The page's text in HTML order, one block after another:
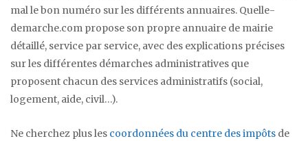
mal le bon numéro sur les différents annuaires. Quelle-
demarche.com propose son propre annuaire de mairie
détaillé, service par service, avec des explications précises
sur les différentes démarches administratives que
proposent chacun des services administratifs (social,
logement, aide, civil…).
Ne cherchez plus les coordonnées du centre des impôts de